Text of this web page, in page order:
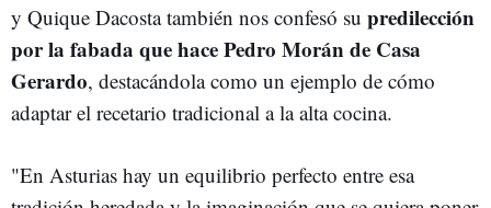
y Quique Dacosta también nos confesó su predilección
por la fabada que hace Pedro Morán de Casa
Gerardo, destacándola como un ejemplo de cómo
adaptar el recetario tradicional a la alta cocina.
"En Asturias hay un equilibrio perfecto entre esa